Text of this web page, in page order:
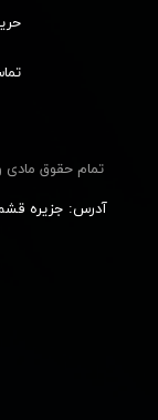
تمام حقوق مادی
آدرس: جزیره